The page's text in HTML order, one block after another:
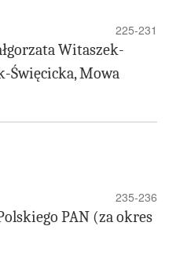
225-231
Witaszek-
Święcicka, Mowa
235-236
PAN (za okres